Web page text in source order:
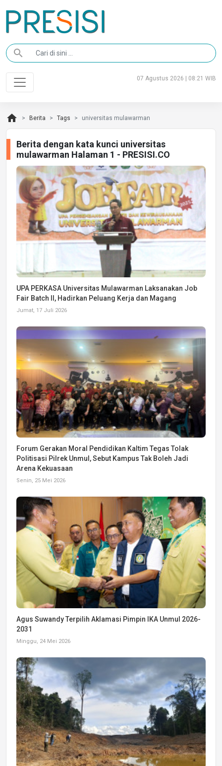
search
07 Agustus 2026 | 08:21 WIB
home Berita Tags universitas mulawarman
Berita dengan kata kunci universitas
mulawarman Halaman 1 - PRESISI.CO
UPA PERKASA Universitas Mulawarman Laksanakan Job
Fair Batch II, Hadirkan Peluang Kerja dan Magang
Jumat, 17 Juli 2026
Forum Gerakan Moral Pendidikan Kaltim Tegas Tolak
Politisasi Pilrek Unmul, Sebut Kampus Tak Boleh Jadi
Arena Kekuasaan
Senin, 25 Mei 2026
Agus Suwandy Terpilih Aklamasi Pimpin IKA Unmul 2026-
2031
Minggu, 24 Mei 2026